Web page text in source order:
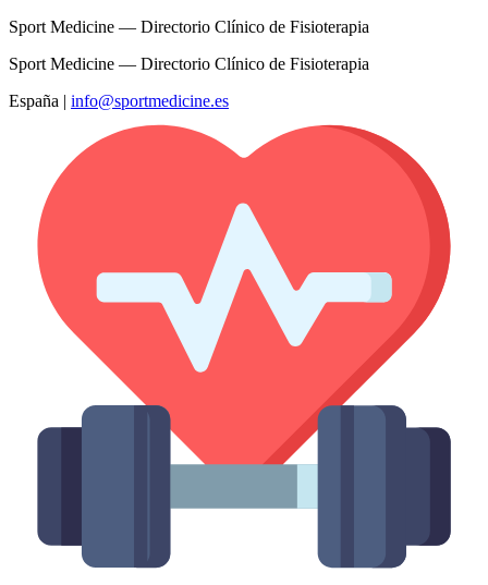
Sport Medicine — Directorio Clínico de Fisioterapia
Sport Medicine — Directorio Clínico de Fisioterapia
España | info@sportmedicine.es